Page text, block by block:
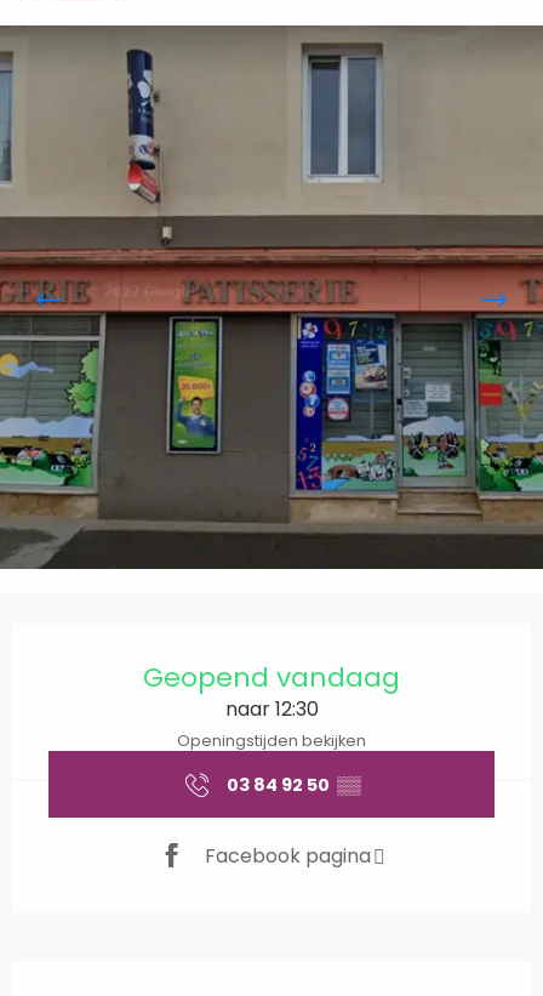
Geopend vandaag
naar 12:30
Openingstijden bekijken
03 84 92 50 ▒▒
Facebook pagina